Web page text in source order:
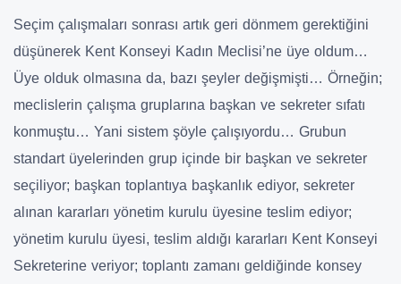
Seçim çalışmaları sonrası artık geri dönmem gerektiğini
düşünerek Kent Konseyi Kadın Meclisi’ne üye oldum…
Üye olduk olmasına da, bazı şeyler değişmişti… Örneğin;
meclislerin çalışma gruplarına başkan ve sekreter sıfatı
konmuştu… Yani sistem şöyle çalışıyordu… Grubun
standart üyelerinden grup içinde bir başkan ve sekreter
seçiliyor; başkan toplantıya başkanlık ediyor, sekreter
alınan kararları yönetim kurulu üyesine teslim ediyor;
yönetim kurulu üyesi, teslim aldığı kararları Kent Konseyi
Sekreterine veriyor; toplantı zamanı geldiğinde konsey